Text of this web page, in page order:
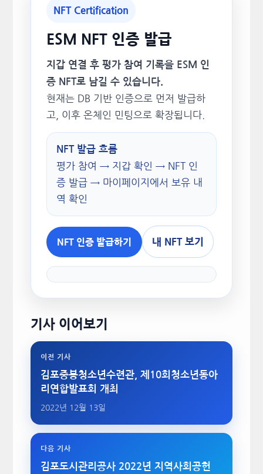
NFT Certification
ESM NFT 인증 발급
지갑 연결 후 평가 참여 기록을 ESM 인
증 NFT로 남길 수 있습니다.
현재는 DB 기반 인증으로 먼저 발급하
고, 이후 온체인 민팅으로 확장됩니다.
NFT 발급 흐름
평가 참여 → 지갑 확인 → NFT 인
증 발급 → 마이페이지에서 보유 내
역 확인
NFT 인증 발급하기 내 NFT 보기
기사 이어보기
이전 기사
김포중봉청소년수련관, 제10회청소년동아
리연합발표회 개최
2022년 12월 13일
다음 기사
김포도시관리공사 2022년 지역사회공헌